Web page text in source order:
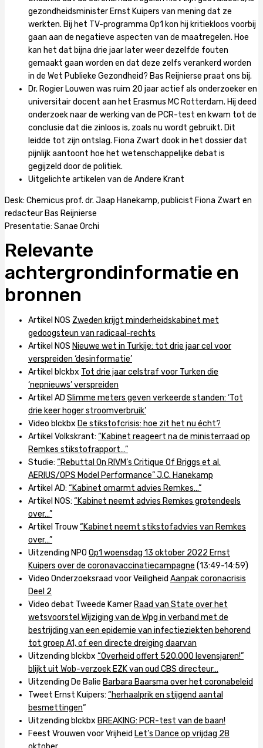
gezondheidsminister Ernst Kuipers van mening dat ze
werkten. Bij het TV-programma Op1 kon hij kritiekloos voorbij
gaan aan de negatieve aspecten van de maatregelen. Hoe
kan het dat bijna drie jaar later weer dezelfde fouten
gemaakt gaan worden en dat deze zelfs verankerd worden
in de Wet Publieke Gezondheid? Bas Reijnierse praat ons bij.
Dr. Rogier Louwen was ruim 20 jaar actief als onderzoeker en
universitair docent aan het Erasmus MC Rotterdam. Hij deed
onderzoek naar de werking van de PCR-test en kwam tot de
conclusie dat die zinloos is, zoals nu wordt gebruikt. Dit
leidde tot zijn ontslag. Fiona Zwart dook in het dossier dat
pijnlijk aantoont hoe het wetenschappelijke debat is
gegijzeld door de politiek.
Uitgelichte artikelen van de Andere Krant
Desk: Chemicus prof. dr. Jaap Hanekamp, publicist Fiona Zwart en
redacteur Bas Reijnierse
Presentatie: Sanae Orchi
Relevante
achtergrondinformatie en
bronnen
Artikel NOS Zweden krijgt minderheidskabinet met
gedoogsteun van radicaal-rechts
Artikel NOS Nieuwe wet in Turkije: tot drie jaar cel voor
verspreiden ‘desinformatie’
Artikel blckbx Tot drie jaar celstraf voor Turken die
‘nepnieuws’ verspreiden
Artikel AD Slimme meters geven verkeerde standen: ‘Tot
drie keer hoger stroomverbruik’
Video blckbx De stikstofcrisis: hoe zit het nu écht?
Artikel Volkskrant: “Kabinet reageert na de ministerraad op
Remkes stikstofrapport…”
Studie: “Rebuttal On RIVM’s Critique Of Briggs et al.
AERIUS/OPS Model Performance” J.C. Hanekamp
Artikel AD: “Kabinet omarmt advies Remkes…”
Artikel NOS: “Kabinet neemt advies Remkes grotendeels
over…”
Artikel Trouw“Kabinet neemt stikstofadvies van Remkes
over…”
Uitzending NPO Op1 woensdag 13 oktober 2022 Ernst
Kuipers over de coronavaccinatiecampagne (13:49-14:59)
Video Onderzoeksraad voor Veiligheid Aanpak coronacrisis
Deel 2
Video debat Tweede Kamer Raad van State over het
wetsvoorstel Wijziging van de Wpg in verband met de
bestrijding van een epidemie van infectieziekten behorend
tot groep A1, of een directe dreiging daarvan
Uitzending blckbx “Overheid offert 520.000 levensjaren!”
blijkt uit Wob-verzoek EZK van oud CBS directeur…
Uitzending De Balie Barbara Baarsma over het coronabeleid
Tweet Ernst Kuipers: “herhaalprik en stijgend aantal
besmettingen“
Uitzending blckbx BREAKING: PCR-test van de baan!
Feest Vrouwen voor Vrijheid Let’s Dance op vrijdag 28